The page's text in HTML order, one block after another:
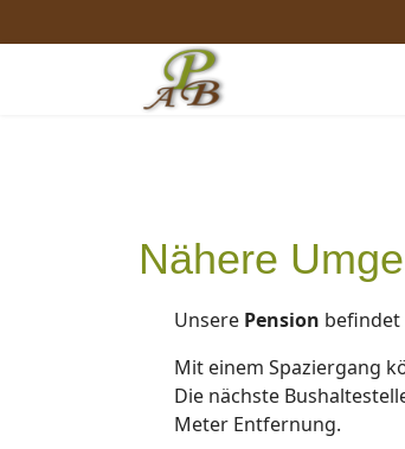
Nähere
Unsere Pension befindet
Mit einem Spaziergang
Die nächste
Meter Entfernung.